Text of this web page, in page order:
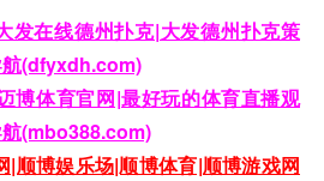
发在线德州扑克|大发德州扑克策
(dfyxdh.com)
博体育官网|最好玩的体育直播观
(mbo388.com)
|顺博娱乐场|顺博体育|顺博游戏网